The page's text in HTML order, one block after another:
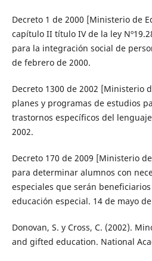
Decreto 1 de 2000 [Ministerio de
capítulo II título IV de la ley
para la integración social de
de febrero de 2000.
Decreto 1300 de 2002 [Ministerio
planes y programas de estudios
trastornos específicos del
2002.
Decreto 170 de 2009 [Ministerio
para determinar alumnos con
especiales que serán
educación especial. 14 de mayo
Donovan, S. y Cross, C. (2002).
and gifted education. National